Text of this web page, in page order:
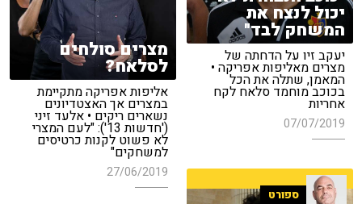
יכול לנצח את
המשחק לבד"
יעקב זיו על הדחתה של
מצרים מאליפות אפריקה •
המאמן, שתלה את הכל
בכוכב מוחמד סלאח לקח
אחריות
07/07/2019
מצרים סולחים
לסלאח?
אליפות אפריקה מתקיימת
במצרים אך האצטדיונים
נשארים ריקים • אלעד זיני
('חדשות 13'): "לעם המצרי
לא פשוט לקנות כרטיסים
למשחקים"
27/06/2019
ספורט